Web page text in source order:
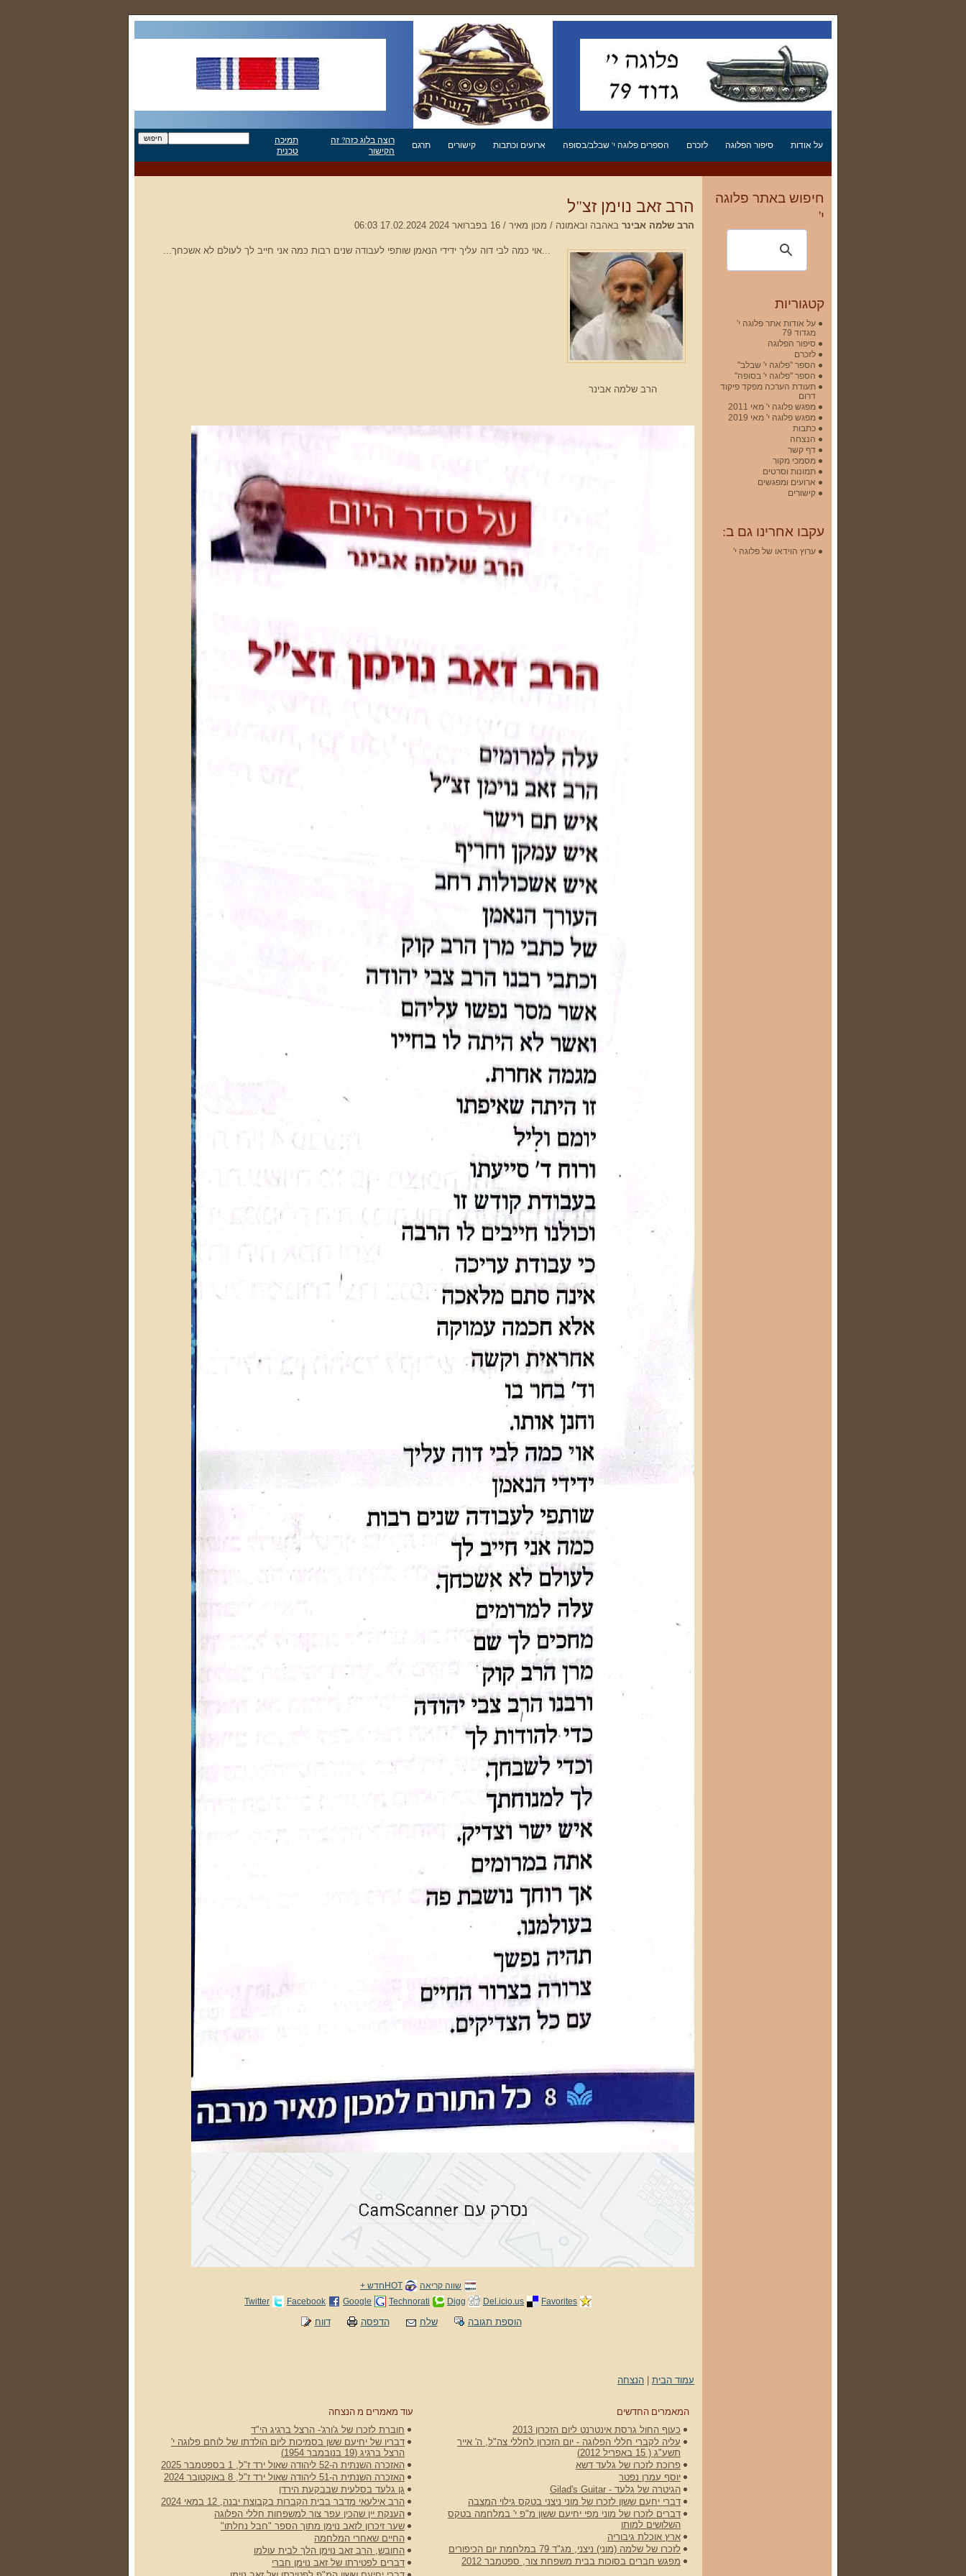
על אודות סיפור הפלוגה לזכרם הספרים פלוגה י' שבלב/בסופה ארועים וכתבות קישורים תרגם
רוצה בלוג כזה? זה
הקישור
תמיכה
טכנית
הרב זאב נוימן זצ"ל
הרב שלמה אבינר באהבה ובאמונה / מכון מאיר / 16 בפברואר 2024 17.02.2024 06:03
הרב שלמה אבינר
...אוי כמה לבי דוה עליך ידידי הנאמן שותפי לעבודה שנים רבות כמה אני חייב לך לעולם לא אשכחך...
שווה קריאה
HOTחדש +
Favorites
Del.icio.us
Digg
Technorati
Google
Facebook
Twitter
הוספת תגובה שלח הדפסה דווח
עמוד הבית הנצחה
המאמרים החדשים
כעוף החול גרסת אינטרנט ליום הזכרון 2013
עליה לקברי חללי הפלוגה - יום הזכרון לחללי צה"ל, ה' אייר
תשע"ג ( 15 באפריל 2012)
פרוכת לזכרו של גלעד דשא
יוסף עמרן נפטר
הגיטרה של גלעד - Gilad's Guitar
דברי יחעם ששון לזכרו של מוני ניצני בטקס גילוי המצבה
דברים לזכרו של מוני מפי יחיעם ששון מ"פ י' במלחמה בטקס
השלושים למותו
ארץ אוכלת גיבוריה
לזכרו של שלמה (מוני) ניצני, מג"ד 79 במלחמת יום הכיפורים
מפגש חברים בסוכות בבית משפחת צור, ספטמבר 2012
עוד מאמרים מ הנצחה
חוברת לזכרו של ג'ורג'- הרצל ברגיג הי"ד
דבריו של יחיעם ששן בסמיכות ליום הולדתו של לוחם פלוגה י'
הרצל ברגיג (19 בנובמבר 1954)
האזכרה השנתית ה-52 ליהודה שאול ירד ז"ל, 1 בספטמבר 2025
האזכרה השנתית ה-51 ליהודה שאול ירד ז"ל, 8 באוקטובר 2024
גן גלעד בסלעית שבבקעת הירדן
הרב אילעאי מדבר בבית הקברות בקבוצת יבנה, 12 במאי 2024
הענקת יין שהכין עפר צור למשפחות חללי הפלוגה
שער זיכרון לזאב נוימן מתוך הספר "חבל נחלתו"
החיים שאחרי המלחמה
החובש, הרב זאב נוימן הלך לבית עולמו
דברים לפטירתו של זאב נוימן חברי
חיפוש באתר פלוגה
י'
קטגוריות
על אודות אתר פלוגה י'
מגדוד 79
סיפור הפלוגה
לזכרם
הספר "פלוגה י' שבלב"
הספר "פלוגה י' בסופה"
תעודת הערכה מפקד פיקוד
דרום
מפגש פלוגה י' מאי 2011
מפגש פלוגה י' מאי 2019
כתבות
הנצחה
דף קשר
מסמכי מקור
תמונות וסרטים
ארועים ומפגשים
קישורים
עקבו אחרינו גם ב:
ערוץ הוידאו של פלוגה י'